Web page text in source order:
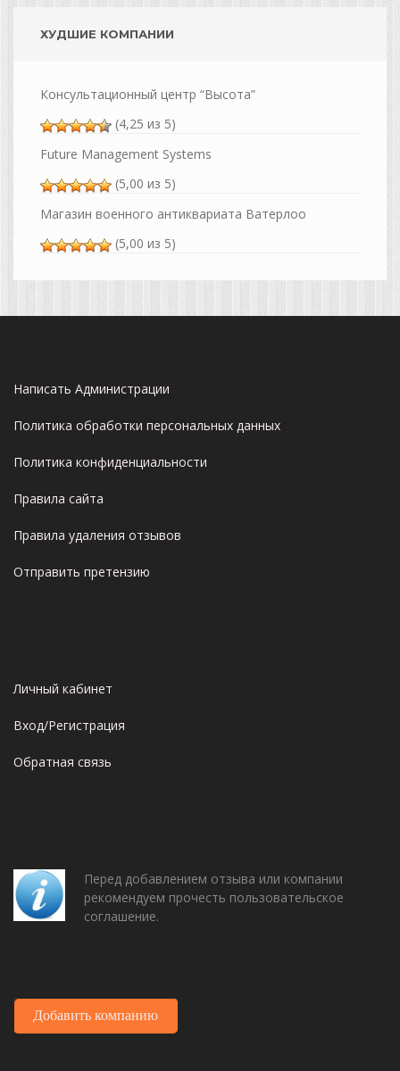
ХУДШИЕ КОМПАНИИ
Консультационный центр “Высота”
(4,25 из 5)
Future Management Systems
(5,00 из 5)
Магазин военного антиквариата Ватерлоо
(5,00 из 5)
Написать Администрации
Политика обработки персональных данных
Политика конфиденциальности
Правила сайта
Правила удаления отзывов
Отправить претензию
Личный кабинет
Вход/Регистрация
Обратная связь
Перед добавлением отзыва или компании
рекомендуем прочесть пользовательское
соглашение.
Добавить компанию